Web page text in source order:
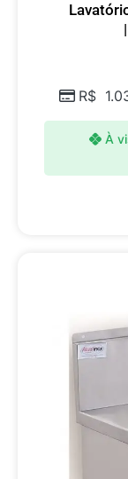
R$
À